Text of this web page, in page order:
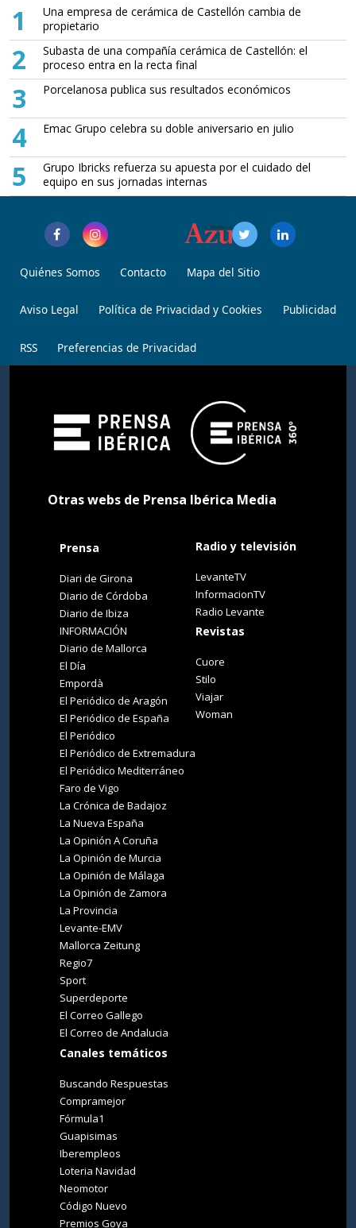
1
Una empresa de cerámica de Castellón cambia de
propietario
2
Subasta de una compañía cerámica de Castellón: el
proceso entra en la recta final
3 Porcelanosa publica sus resultados económicos
4 Emac Grupo celebra su doble aniversario en julio
5
Grupo Ibricks refuerza su apuesta por el cuidado del
equipo en sus jornadas internas
Quiénes Somos Contacto Mapa del Sitio
Aviso Legal Política de Privacidad y Cookies Publicidad
RSS Preferencias de Privacidad
Otras webs de Prensa Ibérica Media
Prensa
Diari de Girona
Diario de Córdoba
Diario de Ibiza
INFORMACIÓN
Diario de Mallorca
El Día
Empordà
El Periódico de Aragón
El Periódico de España
El Periódico
El Periódico de Extremadura
El Periódico Mediterráneo
Faro de Vigo
La Crónica de Badajoz
La Nueva España
La Opinión A Coruña
La Opinión de Murcia
La Opinión de Málaga
La Opinión de Zamora
La Provincia
Levante-EMV
Mallorca Zeitung
Regio7
Sport
Superdeporte
El Correo Gallego
El Correo de Andalucia
Canales temáticos
Buscando Respuestas
Compramejor
Fórmula1
Guapisimas
Iberempleos
Loteria Navidad
Neomotor
Código Nuevo
Premios Goya
Radio y televisión
LevanteTV
InformacionTV
Radio Levante
Revistas
Cuore
Stilo
Viajar
Woman